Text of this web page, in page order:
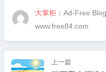
大掌柜 ：Ad-Free
www.free84.com
上一篇